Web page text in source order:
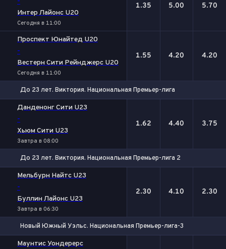
Интер Лайонс U20
Сегодня в 11:00
1.35 5.00 5.70
Проспект Юнайтед U20
-
Вестерн Сити Рейнджерс U20
Сегодня в 11:00
1.55 4.20 4.20
До 23 лет. Виктория. Национальная Премьер-лига
Данденонг Сити U23
-
Хьюм Сити U23
Завтра в 08:00
1.62 4.40 3.75
До 23 лет. Виктория. Национальная Премьер-лига 2
Мельбурн Найтс U23
-
Буллин Лайонс U23
Завтра в 06:30
2.30 4.10 2.30
Новый Южный Уэльс. Национальная Премьер-лига-3
Маунтис Уондерерс